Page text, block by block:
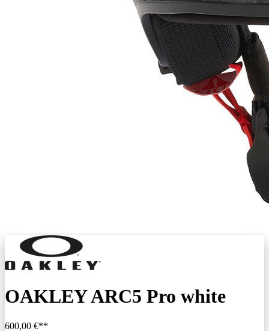
OAKLEY ARC5 Pro white
600,00 €**